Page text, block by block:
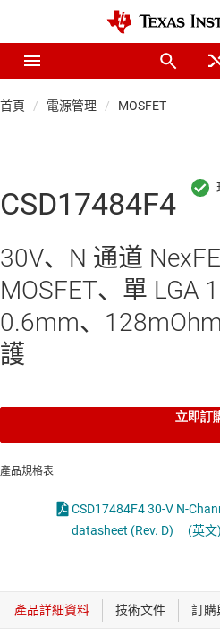
首頁 電源管理 MOSFET
CSD17484F4
30V、N 通道
MOSFET、單 LGA
0.6mm、
護
立即訂
產品規格表
CSD17484F4 30-V N-
datasheet (Rev. D)
(英文)